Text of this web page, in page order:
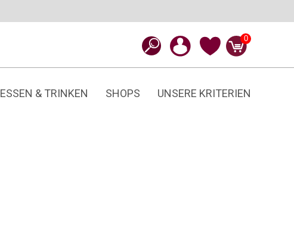
0
ESSEN & TRINKEN SHOPS UNSERE KRITERIEN